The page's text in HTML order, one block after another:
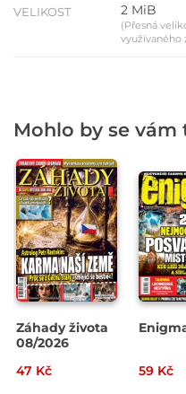
VELIKOST 2 MiB
(Přesná
využívaného
Mohlo by se
Záhady života
08/2026
47 Kč
59 Kč